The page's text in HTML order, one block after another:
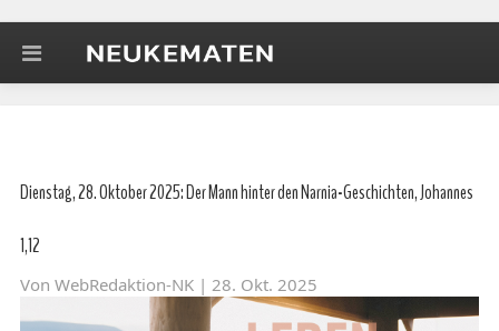
Dienstag, 28. Oktober 2025: Der Mann hinter den Narnia-Geschichten, Johannes
1,12
Von WebRedaktion-NK | 28. Okt. 2025